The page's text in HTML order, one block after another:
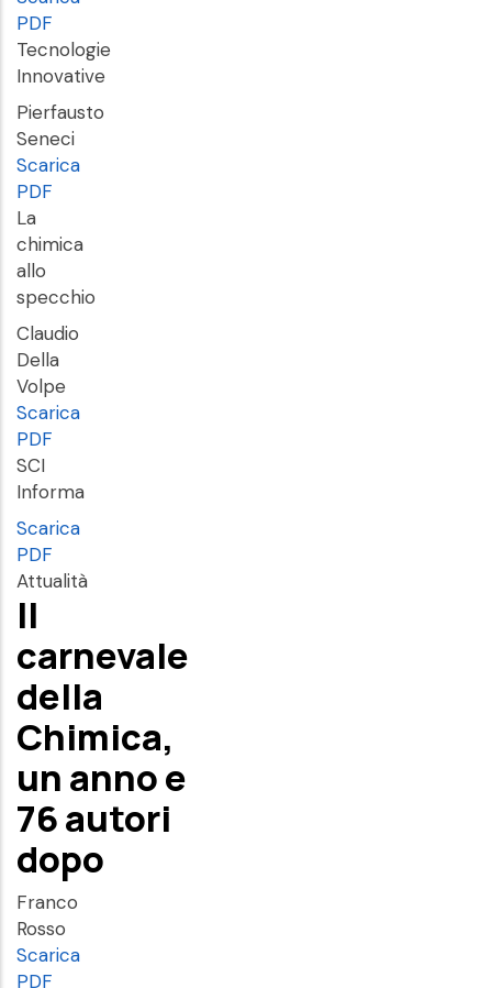
PDF
Tecnologie
Innovative
Pierfausto
Seneci
Scarica
PDF
La
chimica
allo
specchio
Claudio
Della
Volpe
Scarica
PDF
SCI
Informa
Scarica
PDF
Attualità
Il
carnevale
della
Chimica,
un anno e
76 autori
dopo
Franco
Rosso
Scarica
PDF